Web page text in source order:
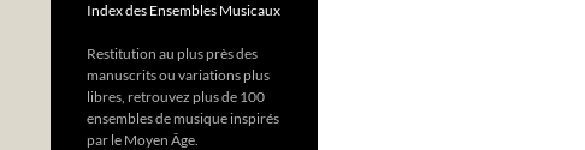
Index des Ensembles Musicaux
Restitution au plus près des
manuscrits ou variations plus
libres, retrouvez plus de 100
ensembles de musique inspirés
par le Moyen Âge.